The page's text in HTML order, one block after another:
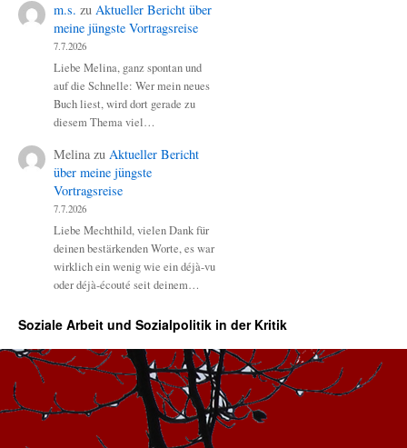
m.s. zu Aktueller Bericht über
meine jüngste Vortragsreise
7.7.2026
Liebe Melina, ganz spontan und
auf die Schnelle: Wer mein neues
Buch liest, wird dort gerade zu
diesem Thema viel…
Melina zu Aktueller Bericht
über meine jüngste
Vortragsreise
7.7.2026
Liebe Mechthild, vielen Dank für
deinen bestärkenden Worte, es war
wirklich ein wenig wie ein déjà-vu
oder déjà-écouté seit deinem…
Soziale Arbeit und Sozialpolitik in der Kritik